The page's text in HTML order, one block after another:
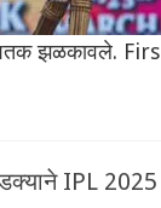
झळकावले.
IPL